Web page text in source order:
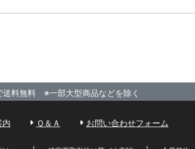
料無料 ※一部大型商品などを除く
内 Ｑ＆Ａ お問い合わせフォーム